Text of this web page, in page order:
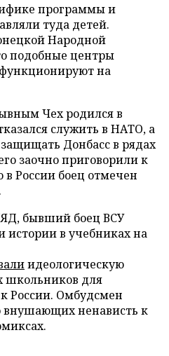
программы и
туда детей.
Народной
подобные центры
на
Чех родился в
служить в НАТО, а
Донбасс в рядах
заочно приговорили к
России боец отмечен
бывший боец ВСУ
истории в учебниках на
идеологическую
школьников для
России. Омбудсмен
внушающих ненависть к